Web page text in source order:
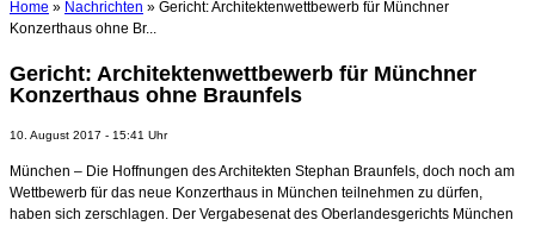
Home » Nachrichten » Gericht: Architektenwettbewerb für Münchner
Konzerthaus ohne Br...
Gericht: Architektenwettbewerb für Münchner
Konzerthaus ohne Braunfels
10. August 2017 - 15:41 Uhr
München – Die Hoffnungen des Architekten Stephan Braunfels, doch noch am
Wettbewerb für das neue Konzerthaus in München teilnehmen zu dürfen,
haben sich zerschlagen. Der Vergabesenat des Oberlandesgerichts München